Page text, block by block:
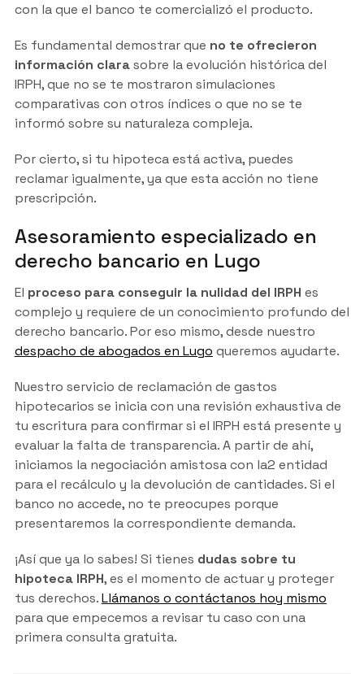
con la que el banco te comercializó el producto.
Es fundamental demostrar que no te ofrecieron
información clarasobre la evolución histórica del
IRPH, que no se te mostraron simulaciones
comparativas con otros índices o que no se te
informó sobre su naturaleza compleja.
Por cierto, si tu hipoteca está activa, puedes
reclamar igualmente, ya que esta acción no tiene
prescripción.
Asesoramiento especializado en
derecho bancario en Lugo
El proceso para conseguir la nulidad del IRPH es
complejo y requiere de un conocimiento profundo del
derecho bancario. Por eso mismo, desde nuestro
despacho de abogados en Lugo queremos ayudarte.
Nuestro servicio de reclamación de gastos
hipotecarios se inicia con una revisión exhaustiva de
tu escritura para confirmar si el IRPH está presente y
evaluar la falta de transparencia. A partir de ahí,
iniciamos la negociación amistosa con la2 entidad
para el recálculo y la devolución de cantidades. Si el
banco no accede, no te preocupes porque
presentaremos la correspondiente demanda.
¡Así que ya lo sabes! Si tienes dudas sobre tu
hipoteca IRPH, es el momento de actuar y proteger
tus derechos.Llámanos o contáctanos hoy mismo
para que empecemos a revisar tu caso con una
primera consulta gratuita.